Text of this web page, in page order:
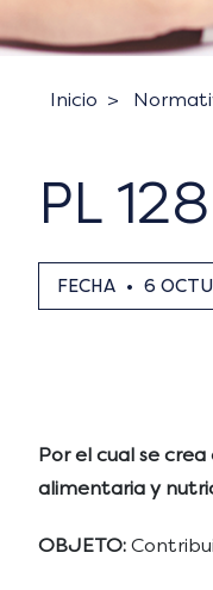
Inicio
PL
FECHA • 6
Por el cual se
alimentaria y
OBJETO: